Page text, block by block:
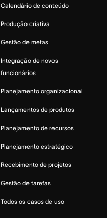
Calendário de conteúdo
Produção criativa
Gestão de metas
Integração de novos
funcionários
Planejamento organizacional
Lançamentos de produtos
Planejamento de recursos
Planejamento estratégico
Recebimento de projetos
Gestão de tarefas
Todos os casos de uso